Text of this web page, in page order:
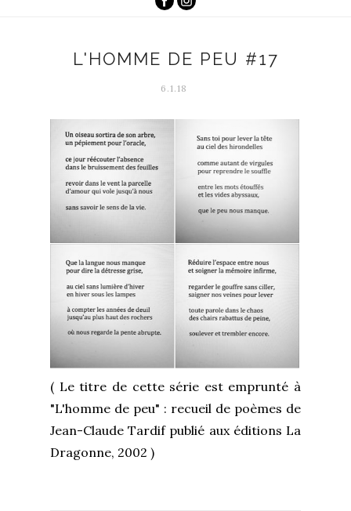
L'HOMME DE PEU #17
6.1.18
( Le titre de cette série est emprunté à
"L'homme de peu" : recueil de poèmes de
Jean-Claude Tardif publié aux éditions La
Dragonne, 2002 )